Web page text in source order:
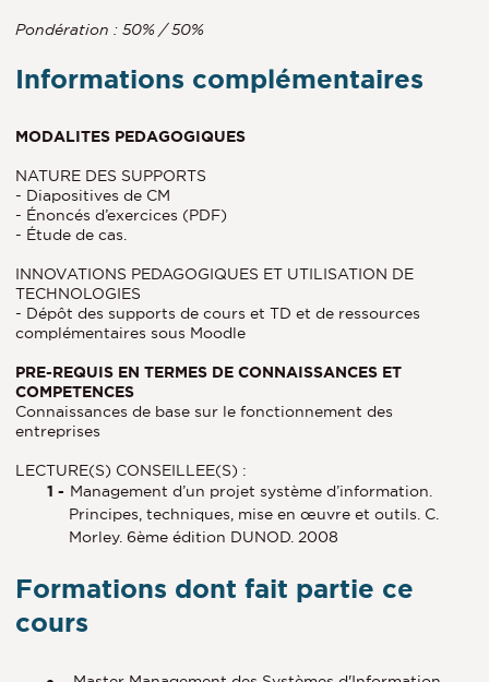
Pondération : 50% / 50%
Informations complémentaires
MODALITES PEDAGOGIQUES
NATURE DES SUPPORTS
- Diapositives de CM
- Énoncés d’exercices (PDF)
- Étude de cas.
INNOVATIONS PEDAGOGIQUES ET UTILISATION DE
TECHNOLOGIES
- Dépôt des supports de cours et TD et de ressources
complémentaires sous Moodle
PRE-REQUIS EN TERMES DE CONNAISSANCES ET
COMPETENCES
Connaissances de base sur le fonctionnement des
entreprises
LECTURE(S) CONSEILLEE(S) :
Management d’un projet système d’information.
Principes, techniques, mise en œuvre et outils. C.
Morley. 6ème édition DUNOD. 2008
Formations dont fait partie ce
cours